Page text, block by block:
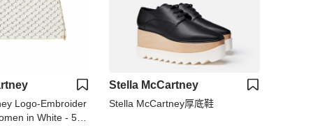
Logo-Embroider
in White - 552
Stella McCartney
Stella McCartney‎厚底鞋